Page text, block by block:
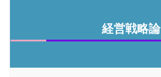
経営戦略論